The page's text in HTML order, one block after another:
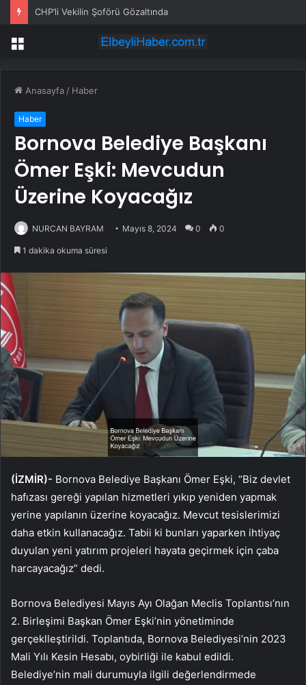
CHP’li Vekilin Şoförü Gözaltında
Menü
Anasayfa / Haber
Haber
Bornova Belediye Başkanı
Ömer Eşki: Mevcudun
Üzerine Koyacağız
NURCAN BAYRAM Mayıs 8, 2024 0 0
1 dakika okuma süresi
(İZMİR)- Bornova Belediye Başkanı Ömer Eşki, “Biz devlet
hafızası gereği yapılan hizmetleri yıkıp yeniden yapmak
yerine yapılanın üzerine koyacağız. Mevcut tesislerimizi
daha etkin kullanacağız. Tabii ki bunları yaparken ihtiyaç
duyulan yeni yatırım projeleri hayata geçirmek için çaba
harcayacağız” dedi.
Bornova Belediyesi Mayıs Ayı Olağan Meclis Toplantısı’nın
2. Birleşimi Başkan Ömer Eşki’nin yönetiminde
gerçeklleştirildi. Toplantıda, Bornova Belediyesi’nin 2023
Mali Yılı Kesin Hesabı, oybirliği ile kabul edildi.
Belediye’nin mali durumuyla ilgili değerlendirmede